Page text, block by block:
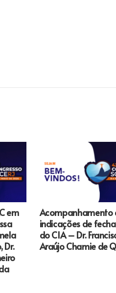
em
Dr.
Acompanhamento
indicações de
do CIA – Dr.
Araújo Chamie de